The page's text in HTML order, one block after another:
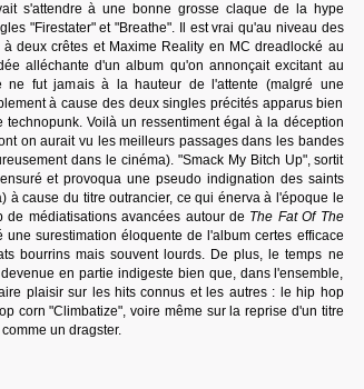
s'attendre à une bonne grosse claque de la hype
"Firestater" et "Breathe". Il est vrai qu'au niveau des
deux crêtes et Maxime Reality en MC dreadlocké au
alléchante d'un album qu'on annonçait excitant au
ne fut jamais à la hauteur de l'attente (malgré une
à cause des deux singles précités apparus bien
technopunk. Voilà un ressentiment égal à la déception
on aurait vu les meilleurs passages dans les bandes
dans le cinéma). "Smack My Bitch Up", sortit
et provoqua une pseudo indignation des saints
à cause du titre outrancier, ce qui énerva à l'époque le
de médiatisations avancées autour de The Fat Of The
surestimation éloquente de l'album certes efficace
bourrins mais souvent lourds. De plus, le temps ne
en partie indigeste bien que, dans l'ensemble,
plaisir sur les hits connus et les autres : le hip hop
corn "Climbatize", voire même sur la reprise d'un titre
un dragster.